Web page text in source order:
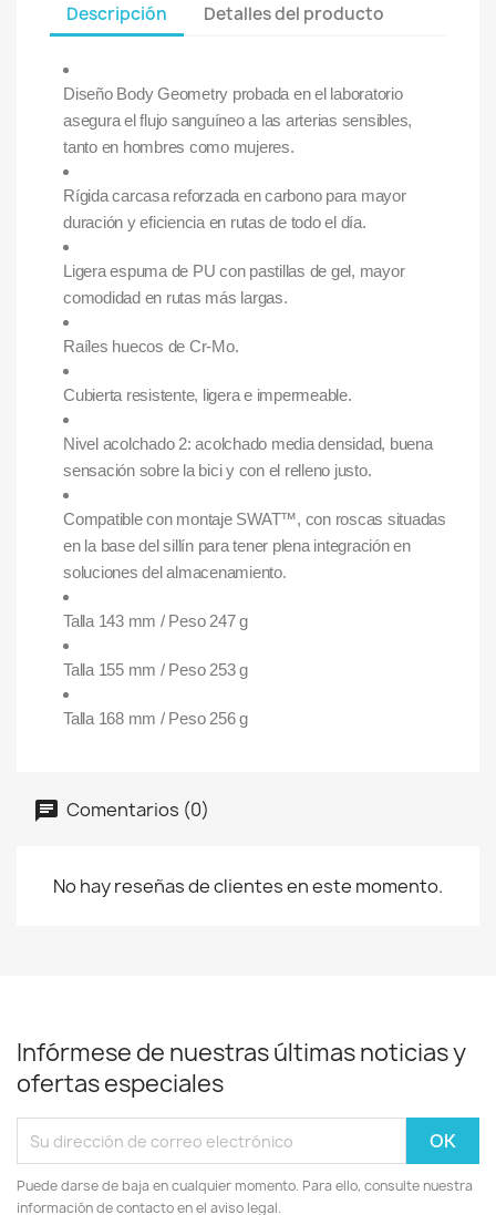
Descripción Detalles del producto
Diseño Body Geometry probada en el laboratorio
asegura el flujo sanguíneo a las arterias sensibles,
tanto en hombres como mujeres.
Rígida carcasa reforzada en carbono para mayor
duración y eficiencia en rutas de todo el día.
Ligera espuma de PU con pastillas de gel, mayor
comodidad en rutas más largas.
Raíles huecos de Cr-Mo.
Cubierta resistente, ligera e impermeable.
Nivel acolchado 2: acolchado media densidad, buena
sensación sobre la bici y con el relleno justo.
Compatible con montaje SWAT™, con roscas situadas
en la base del sillín para tener plena integración en
soluciones del almacenamiento.
Talla 143 mm / Peso 247 g
Talla 155 mm / Peso 253 g
Talla 168 mm / Peso 256 g
Comentarios (0)
No hay reseñas de clientes en este momento.
Infórmese de nuestras últimas noticias y
ofertas especiales
Puede darse de baja en cualquier momento. Para ello, consulte nuestra
información de contacto en el aviso legal.